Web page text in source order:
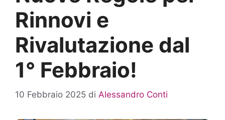
Rinnovi e
Rivalutazione dal
1° Febbraio!
10 Febbraio 2025 di Alessandro Conti